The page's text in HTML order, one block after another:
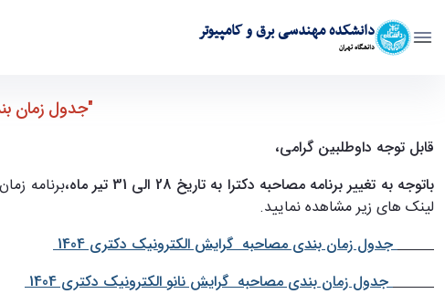
دانشکده مهندسی برق و کامپیوتر
دانشگاه تهران
جدول زمان بندی مصاحبه هر داوطلب آزمون دکتری 1404 - به روز رسانی 28 تیر ماه 1404 - ece- دانشکده مهندسی برق و کامپیوتر
"جدول زمان بندی
قابل توجه داوطلبین گرامی،
باتوجه به تغییر برنامه مصاحبه دکترا به تاریخ 28 الی 31 تیر ماه،
لینک های زیر مشاهده نمایید.
جدول زمان بندی مصاحبه گرایش الکترونیک دکتری 1404
جدول زمان بندی مصاحبه گرایش نانو الکترونیک دکتری 1404